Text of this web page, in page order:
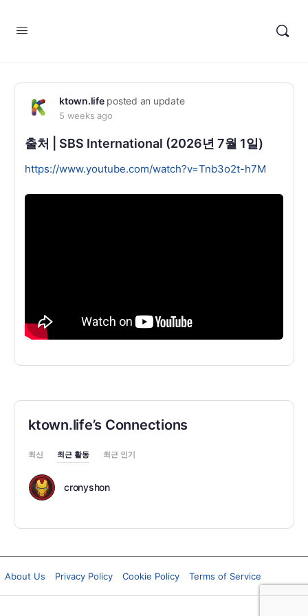
ktown.lifeposted an update
5 weeks ago
출처 | SBS International (2026년 7월 1일)
https://www.youtube.com/watch?v=Tnb3o2t-h7M
ktown.life’s Connections
최신 최근 활동 최근 인기
cronyshon
About Us Privacy Policy Cookie Policy Terms of Service